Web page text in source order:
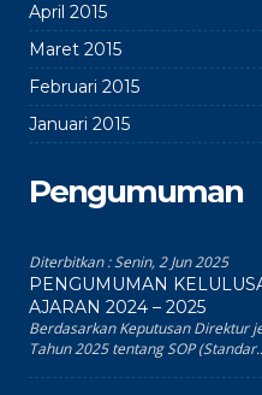
April 2015
Maret 2015
Februari 2015
Januari 2015
Pengumuman
Diterbitkan :Senin, 2 Jun 2025
PENGUMUMAN
AJARAN 2024 – 2025
Berdasarkan Keputusan Direktur
Tahun 2025 tentang SOP